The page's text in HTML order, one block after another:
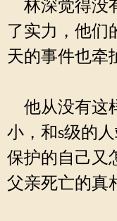
林深觉得没
了实力，他们
天的事件也牵
他从没有这
小，和s级的
保护的自己又
父亲死亡的真